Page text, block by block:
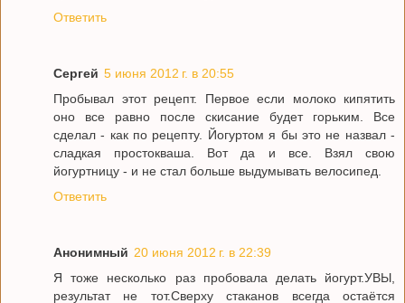
Ответить
Сергей 5 июня 2012 г. в 20:55
Пробывал этот рецепт. Первое если молоко кипятить
оно все равно после скисание будет горьким. Все
сделал - как по рецепту. Йогуртом я бы это не назвал -
сладкая простокваша. Вот да и все. Взял свою
йогуртницу - и не стал больше выдумывать велосипед.
Ответить
Анонимный 20 июня 2012 г. в 22:39
Я тоже несколько раз пробовала делать йогурт.УВЫ,
результат не тот.Сверху стаканов всегда остаётся